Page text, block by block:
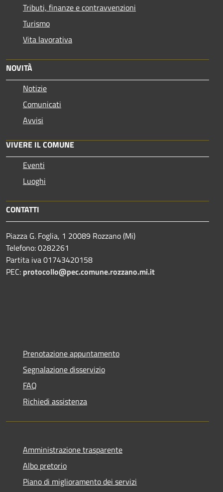
Tributi, finanze e contravvenzioni
Turismo
Vita lavorativa
NOVITÀ
Notizie
Comunicati
Avvisi
VIVERE IL COMUNE
Eventi
Luoghi
CONTATTI
Piazza G. Foglia, 1 20089 Rozzano (Mi)
Telefono: 0282261
Partita iva 01743420158
PEC: protocollo@pec.comune.rozzano.mi.it
Prenotazione appuntamento
Segnalazione disservizio
FAQ
Richiedi assistenza
Amministrazione trasparente
Albo pretorio
Piano di miglioramento dei servizi